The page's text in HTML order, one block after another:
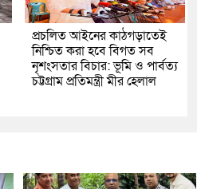
প্রচলিত আইনের কাঠগড়াতেই
নিশ্চিত করা হবে বিগত সব
নৃশংসতার বিচার: ভূমি ও পার্বত্য
চট্টগ্রাম প্রতিমন্ত্রী মীর হেলাল